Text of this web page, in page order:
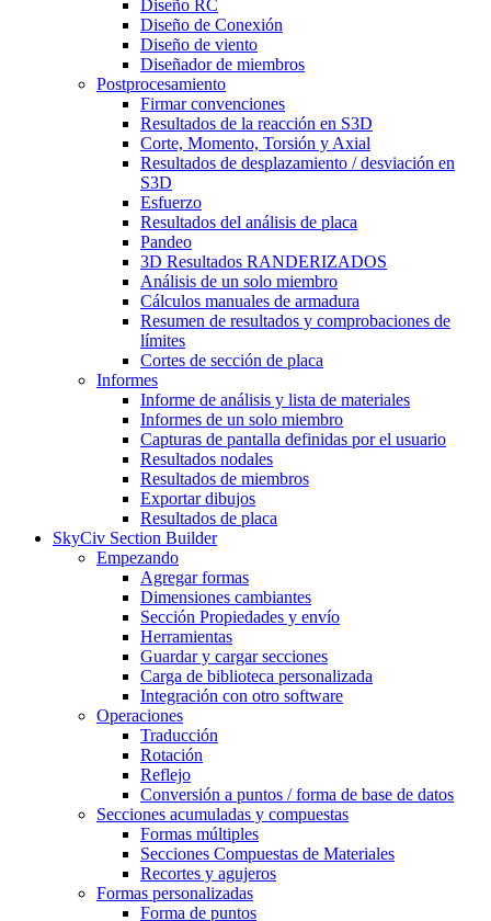
Diseño RC
Diseño de Conexión
Diseño de viento
Diseñador de miembros
Postprocesamiento
Firmar convenciones
Resultados de la reacción en S3D
Corte, Momento, Torsión y Axial
Resultados de desplazamiento / desviación en
S3D
Esfuerzo
Resultados del análisis de placa
Pandeo
3D Resultados RANDERIZADOS
Análisis de un solo miembro
Cálculos manuales de armadura
Resumen de resultados y comprobaciones de
límites
Cortes de sección de placa
Informes
Informe de análisis y lista de materiales
Informes de un solo miembro
Capturas de pantalla definidas por el usuario
Resultados nodales
Resultados de miembros
Exportar dibujos
Resultados de placa
SkyCiv Section Builder
Empezando
Agregar formas
Dimensiones cambiantes
Sección Propiedades y envío
Herramientas
Guardar y cargar secciones
Carga de biblioteca personalizada
Integración con otro software
Operaciones
Traducción
Rotación
Reflejo
Conversión a puntos / forma de base de datos
Secciones acumuladas y compuestas
Formas múltiples
Secciones Compuestas de Materiales
Recortes y agujeros
Formas personalizadas
Forma de puntos